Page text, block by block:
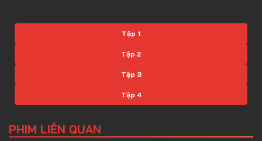
Tập 1
Tập 2
Tập 3
Tập 4
Tập 6
PHIM LIÊN QUAN